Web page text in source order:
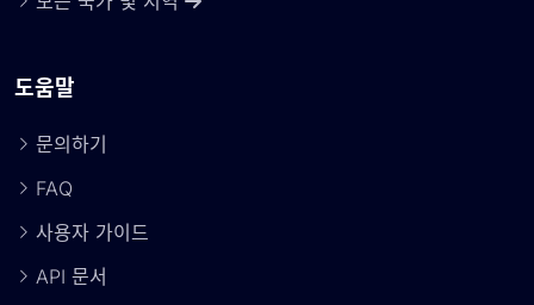
도움말
문의하기
FAQ
사용자 가이드
API 문서